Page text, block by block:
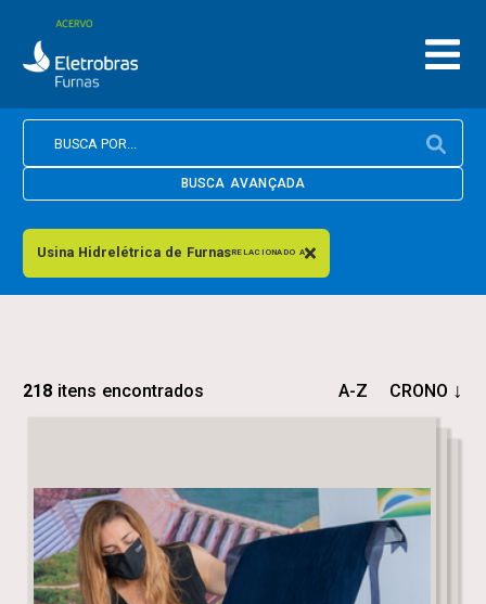
BUSCA AVANÇADA
Usina Hidrelétrica de FurnasRELACIONADO A
218 itens encontrados A-Z CRONO